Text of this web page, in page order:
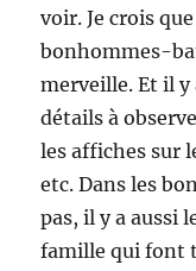
voir. Je crois
bonhommes-
merveille. Et il
détails à
les affiches sur
etc. Dans les
pas, il y a aussi
famille qui font